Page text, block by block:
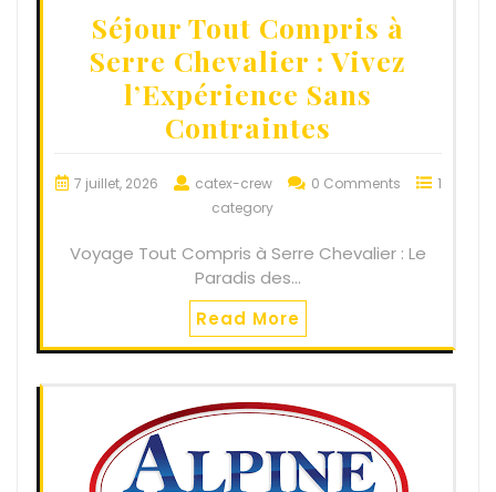
Séjour Tout Compris à
Serre Chevalier : Vivez
l’Expérience Sans
Contraintes
7 juillet, 2026 catex-crew 0 Comments
1
category
Voyage Tout Compris à Serre Chevalier : Le
Paradis des…
Read More